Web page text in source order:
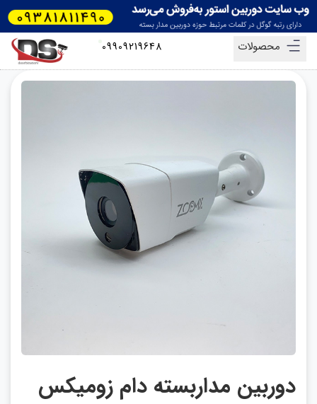
محصولات 09909219648
دوربین مداربسته دام زومیکس